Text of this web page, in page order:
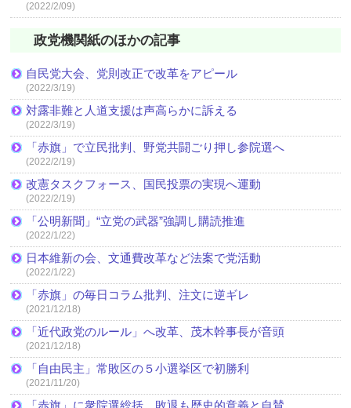
(2022/2/09)
政党機関紙のほかの記事
自民党大会、党則改正で改革をアピール
(2022/3/19)
対露非難と人道支援は声高らかに訴える
(2022/3/19)
「赤旗」で立民批判、野党共闘ごり押し参院選へ
(2022/2/19)
改憲タスクフォース、国民投票の実現へ運動
(2022/2/19)
「公明新聞」“立党の武器”強調し購読推進
(2022/1/22)
日本維新の会、文通費改革など法案で党活動
(2022/1/22)
「赤旗」の毎日コラム批判、注文に逆ギレ
(2021/12/18)
「近代政党のルール」へ改革、茂木幹事長が音頭
(2021/12/18)
「自由民主」常敗区の５小選挙区で初勝利
(2021/11/20)
「赤旗」に衆院選総括、敗退も歴史的意義と自賛